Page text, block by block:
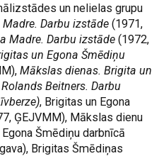
un nelielas grupu
Darbu izstāde (1971,
Madre. Darbu izstāde (1972,
un Egona Šmēdiņu
Mākslas dienas. Brigita un
Beitners. Darbu
, Brigitas un Egona
ĢEJVMM), Mākslas dienu
Šmēdiņu darbnīcā
Brigitas Šmēdiņas